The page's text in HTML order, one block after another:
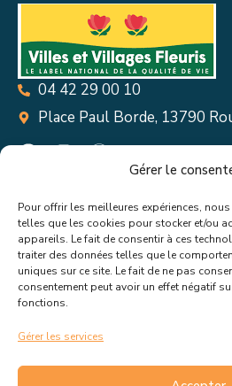
Gérer le
Pour offrir les meilleures expériences,
telles que les cookies pour stocker et/ou
appareils. Le fait de consentir à ces
traiter des données telles que le
uniques sur ce site. Le fait de ne pas
consentement peut avoir un effet négatif
fonctions.
Gérer les services
04 42 29 00 10
Place Paul Borde, 13790
Suivez toutes les
actualités de votre ville
mairie de Rousset. En savoir plus